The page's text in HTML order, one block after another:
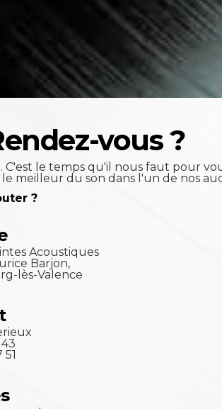
vous ?
C'est le temps qu'il nous faut pour
meilleur du son dans l'un de nos
?
Acoustiques
Barjon,
lès-Valence